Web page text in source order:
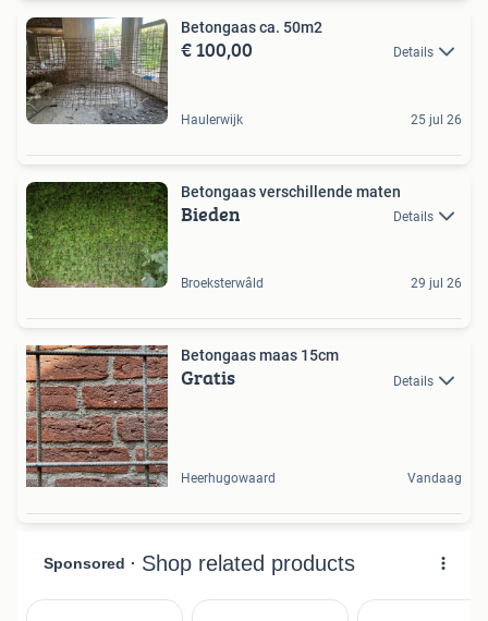
Betongaas ca. 50m2
€ 100,00 Details
Haulerwijk 25 jul 26
Betongaas verschillende maten
Bieden Details
Broeksterwâld 29 jul 26
Betongaas maas 15cm
Gratis Details
Heerhugowaard Vandaag